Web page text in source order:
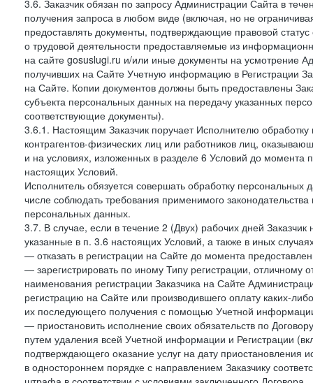
3.6. Заказчик обязан по запросу Администрации Сайта в
получения запроса в любом виде (включая, но не
предоставлять документы, подтверждающие правовой
о трудовой деятельности предоставляемые из
на сайте gosuslugi.ru и/или иные документы на усмотрение
получивших на Сайте Учетную информацию в Регистрации
на Сайте. Копии документов должны быть предоставлены
субъекта персональных данных на передачу указанных
соответствующие документы).
3.6.1. Настоящим Заказчик поручает Исполнителю
контрагентов-физических лиц или работников лиц,
и на условиях, изложенных в разделе 6 Условий до момента
настоящих Условий.
Исполнитель обязуется совершать обработку
числе соблюдать требования применимого
персональных данных.
3.7. В случае, если в течение 2 (Двух) рабочих дней
указанные в п. 3.6 настоящих Условий, а также в иных
— отказать в регистрации на Сайте до момента
— зарегистрировать по иному Типу регистрации, отличному
наименования регистрации Заказчика на Сайте
регистрацию на Сайте или производившего оплату каких-
их последующего получения с помощью Учетной
— приостановить исполнение своих обязательств по
путем удаления всей Учетной информации и Регистрации
подтверждающего оказание услуг на дату приостановления
в одностороннем порядке с направлением Заказчику